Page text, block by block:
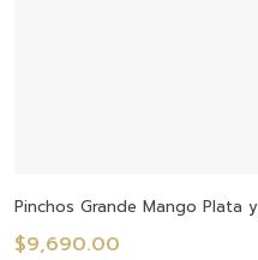
Añadir
Pinchos Grande Mango Plata
$9,690.00